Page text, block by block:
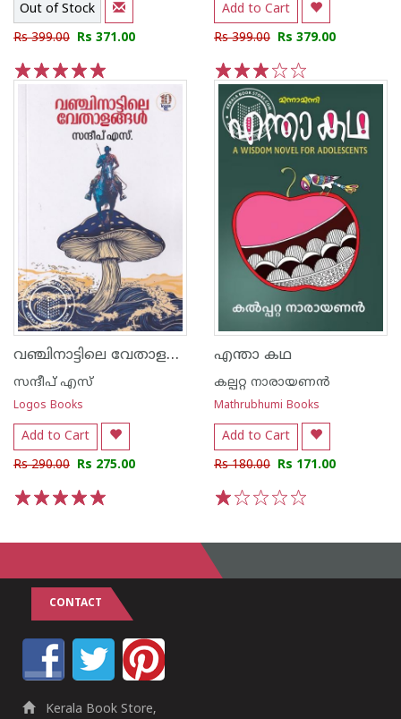
Out of Stock
Rs 399.00 Rs 371.00
Add to Cart
Rs 399.00 Rs 379.00
5
4
3
2
1
വഞ്ചിനാട്ടിലെ വേതാളങ്ങൾ
സന്ദീപ് എസ്
Logos Books
Add to Cart
Rs 290.00 Rs 275.00
എന്താ കഥ
കല്പറ്റ നാരായണന്‍
Mathrubhumi Books
Add to Cart
Rs 180.00 Rs 171.00
CONTACT
Kerala Book Store,